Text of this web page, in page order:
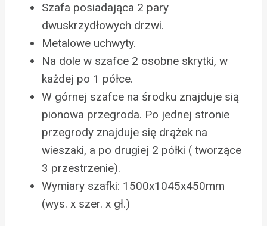
Szafa posiadająca 2 pary
dwuskrzydłowych drzwi.
Metalowe uchwyty.
Na dole w szafce 2 osobne skrytki, w
każdej po 1 półce.
W górnej szafce na środku znajduje sią
pionowa przegroda. Po jednej stronie
przegrody znajduje się drążek na
wieszaki, a po drugiej 2 półki ( tworzące
3 przestrzenie).
Wymiary szafki: 1500x1045x450mm
(wys. x szer. x gł.)